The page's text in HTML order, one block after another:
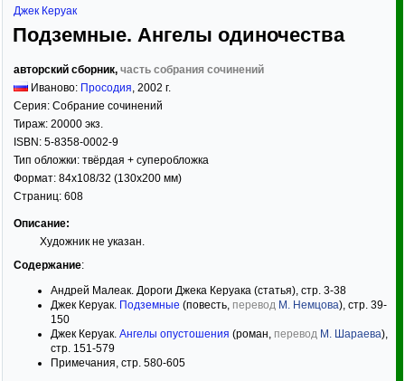
Джек Керуак
Подземные. Ангелы одиночества
авторский сборник, часть собрания сочинений
Иваново: Просодия, 2002 г.
Серия: Собрание сочинений
Тираж: 20000 экз.
ISBN: 5-8358-0002-9
Тип обложки: твёрдая + суперобложка
Формат: 84x108/32 (130x200 мм)
Страниц: 608
Описание:
Художник не указан.
Содержание:
Андрей Малеак. Дороги Джека Керуака (статья), стр. 3-38
Джек Керуак. Подземные (повесть, перевод М. Немцова), стр. 39-
150
Джек Керуак. Ангелы опустошения (роман, перевод М. Шараева),
стр. 151-579
Примечания, стр. 580-605